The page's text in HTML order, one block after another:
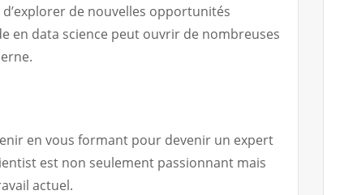
de nouvelles opportunités
en data science peut ouvrir de nombreuses
en vous formant pour devenir un expert
est non seulement passionnant mais
actuel.